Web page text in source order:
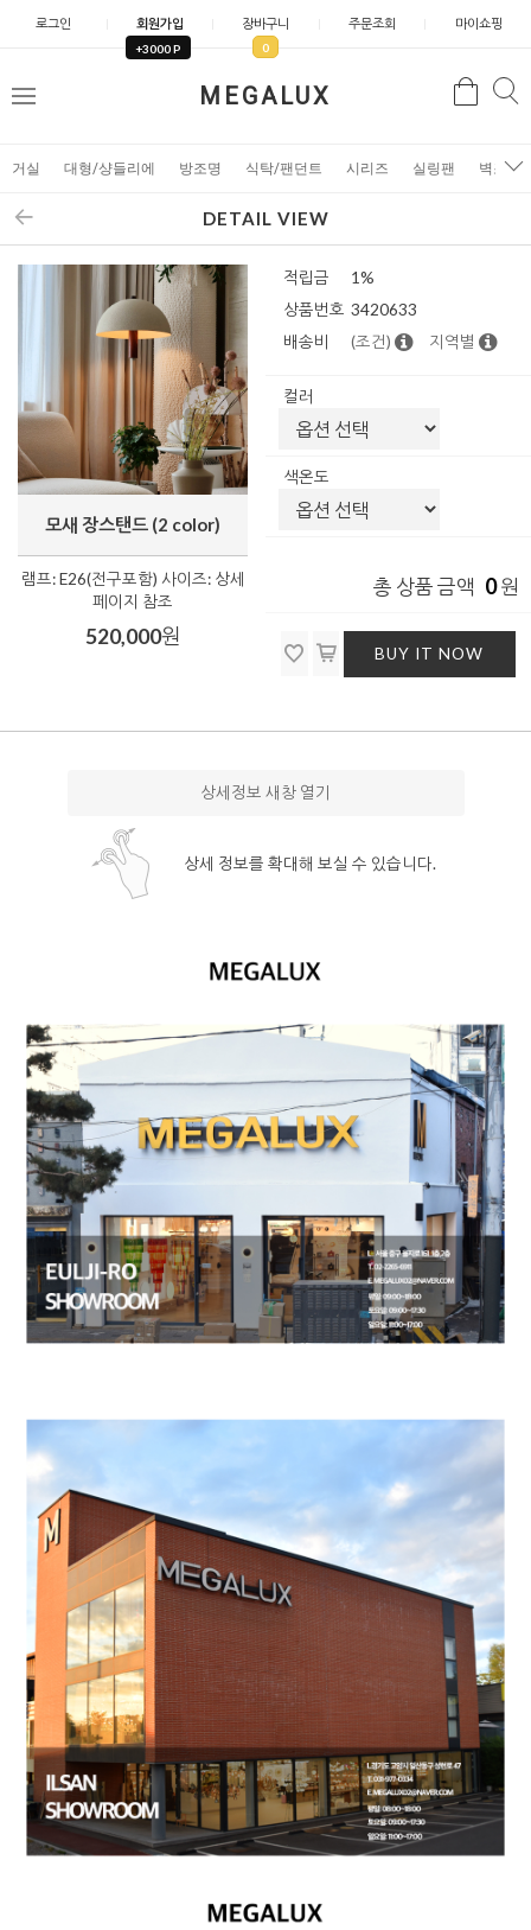
로그인 회원가입
+3000 P
장바구니
0
주문조회 마이쇼핑
MEGALUX
메
검
거실 대형/샹들리에 방조명 식탁/팬던트 시리즈 실링팬 벽조명
DETAIL VIEW
모새 장스탠드 (2 color)
램프: E26(전구포함) 사이즈: 상세
페이지 참조
520,000원
적립금
1%
상품번호 3420633
배송비
(조건) 지역별
컬러
색온도
총 상품 금액 0원
BUY IT NOW
상세정보 새창 열기
상세 정보를 확대해 보실 수 있습니다.